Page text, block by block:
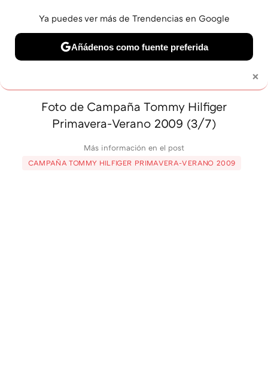
BELLEZA SHOPPING VIAJES GASTRO SNEAKERS
Foto de Campaña Tommy Hilfiger
Primavera-Verano 2009 (3/7)
Más información en el post
CAMPAÑA TOMMY HILFIGER PRIMAVERA-VERANO 2009
×
Ya puedes ver más de Trendencias en Google
Añádenos como fuente preferida